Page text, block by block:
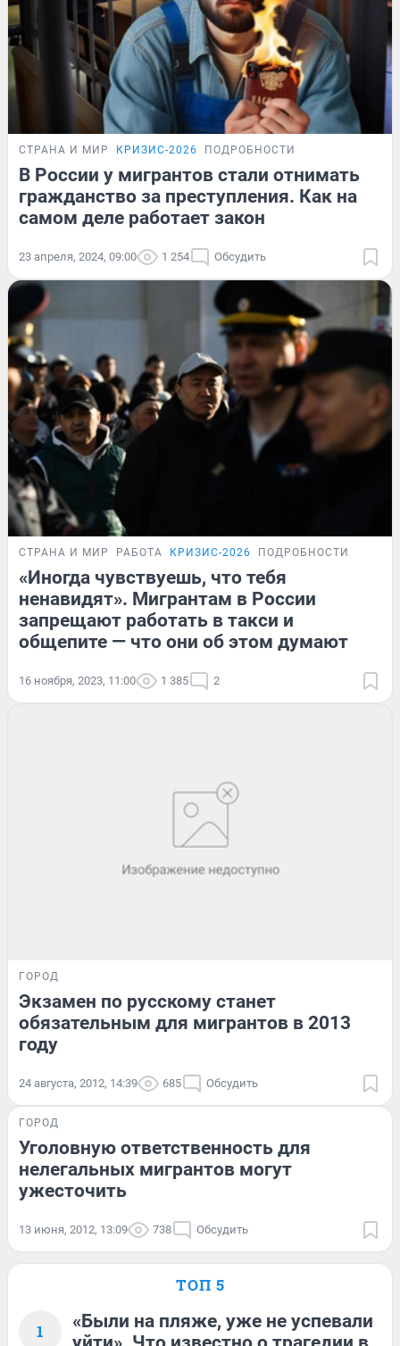
СТРАНА И МИР КРИЗИС-2026 ПОДРОБНОСТИ
В России у мигрантов стали отнимать
гражданство за преступления. Как на
самом деле работает закон
23 апреля, 2024, 09:00 1 254 Обсудить
СТРАНА И МИР РАБОТА КРИЗИС-2026 ПОДРОБНОСТИ
«Иногда чувствуешь, что тебя
ненавидят». Мигрантам в России
запрещают работать в такси и
общепите — что они об этом думают
16 ноября, 2023, 11:00 1 385 2
ГОРОД
Экзамен по русскому станет
обязательным для мигрантов в 2013
году
24 августа, 2012, 14:39 685 Обсудить
ГОРОД
Уголовную ответственность для
нелегальных мигрантов могут
ужесточить
13 июня, 2012, 13:09 738 Обсудить
ТОП 5
1
«Были на пляже, уже не успевали